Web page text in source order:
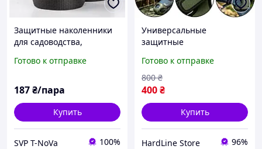
Защитные наколенники
для садоводства,
· Влагостойкие защитные
Готово к отправке
187₴/пара
Купить
SVP T-NoVa 100%
Универсальные
защитные
наколенники для
строительства, ремонта,
огорода и садовых работ
Готово к отправке
400₴
800 ₴
Купить
HardLine Store 96%